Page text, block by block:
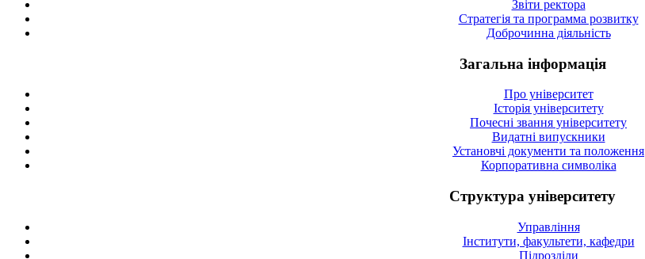
Звіти ректора
Стратегія та программа розвитку
Доброчинна діяльність
Загальна інформація
Про університет
Історія університету
Почесні звання університету
Видатні випускники
Установчі документи та положення
Корпоративна символiка
Структура університету
Управління
Інститути, факультети, кафедри
Підрозділи